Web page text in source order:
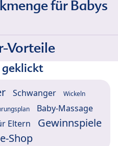
für Babys
Vorteile
Schwanger Wickeln
Baby-Massage
Eltern
Gewinnspiele
Shop